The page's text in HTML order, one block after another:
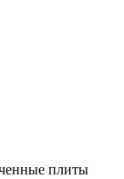
плиты